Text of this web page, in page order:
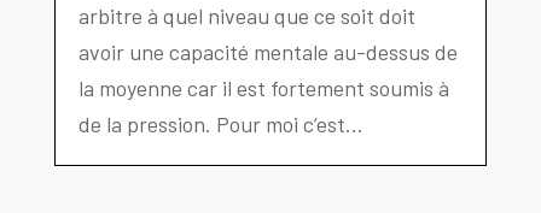
arbitre à quel niveau que ce soit doit
avoir une capacité mentale au-dessus de
la moyenne car il est fortement soumis à
de la pression. Pour moi c’est...